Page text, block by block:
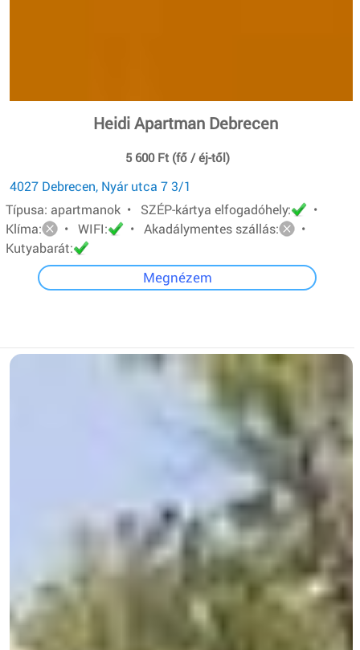
Heidi Apartman Debrecen
5 600 Ft (fő / éj-től)
4027 Debrecen, Nyár utca 7 3/1
Típusa: apartmanok • SZÉP-kártya elfogadóhely:
•
Klíma:
• WIFI: • Akadálymentes szállás:
•
Kutyabarát:
Megnézem